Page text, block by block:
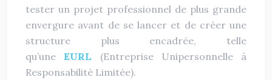
tester un projet professionnel de plus grande
envergure avant de se lancer et de créer une
structure plus encadrée, telle
qu’uneEURL (Entreprise Unipersonnelle à
Responsabilité Limitée).